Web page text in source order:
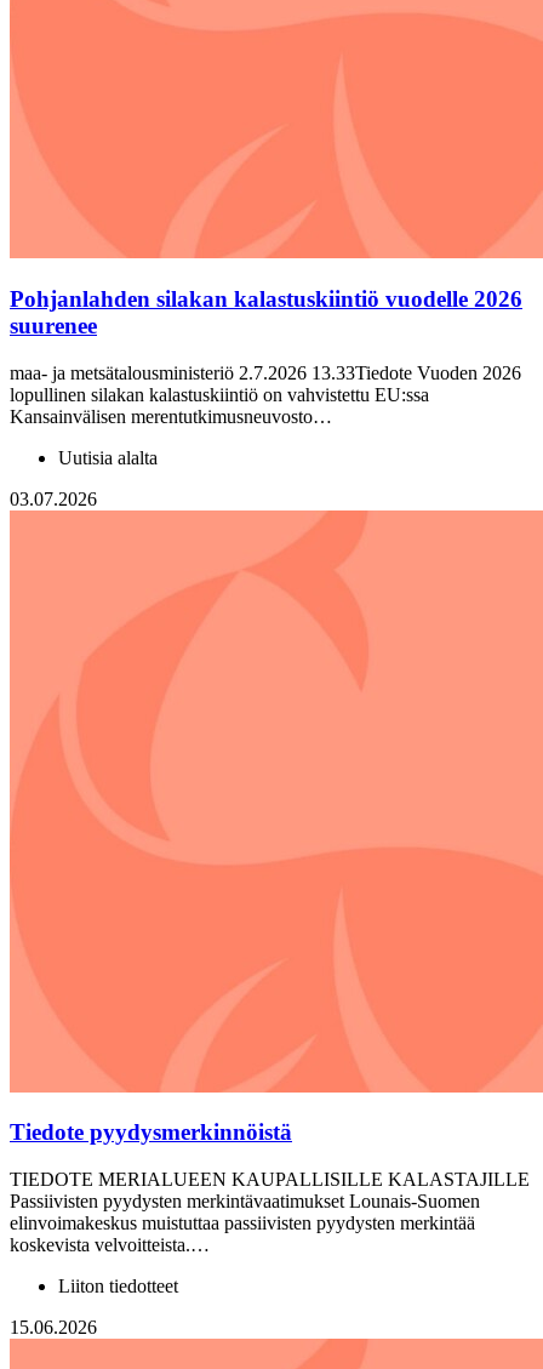
Pohjanlahden silakan kalastuskiintiö vuodelle 2026
suurenee
maa- ja metsätalousministeriö 2.7.2026 13.33Tiedote Vuoden 2026
lopullinen silakan kalastuskiintiö on vahvistettu EU:ssa
Kansainvälisen merentutkimusneuvosto…
Uutisia alalta
03.07.2026
Tiedote pyydysmerkinnöistä
TIEDOTE MERIALUEEN KAUPALLISILLE KALASTAJILLE
Passiivisten pyydysten merkintävaatimukset Lounais-Suomen
elinvoimakeskus muistuttaa passiivisten pyydysten merkintää
koskevista velvoitteista.…
Liiton tiedotteet
15.06.2026